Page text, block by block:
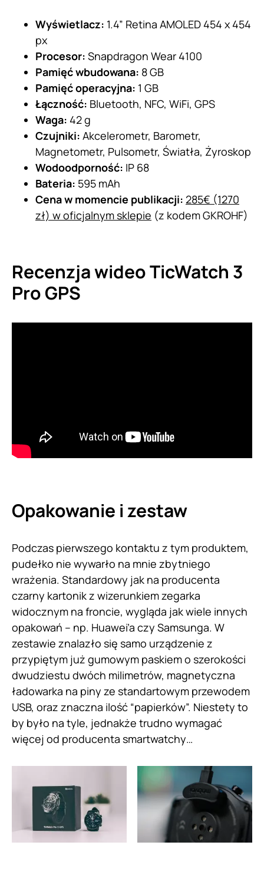
Wyświetlacz: 1.4” Retina AMOLED 454 x 454
px
Procesor: Snapdragon Wear 4100
Pamięć wbudowana: 8 GB
Pamięć operacyjna: 1 GB
Łączność: Bluetooth, NFC, WiFi, GPS
Waga: 42 g
Czujniki: Akcelerometr, Barometr,
Magnetometr, Pulsometr, Światła, Żyroskop
Wodoodporność: IP 68
Bateria: 595 mAh
Cena w momencie publikacji: 285€ (1270
zł) w oficjalnym sklepie (z kodem GKROHF)
Recenzja wideo TicWatch 3
Pro GPS
Opakowanie i zestaw
Podczas pierwszego kontaktu z tym produktem,
pudełko nie wywarło na mnie zbytniego
wrażenia. Standardowy jak na producenta
czarny kartonik z wizerunkiem zegarka
widocznym na froncie, wygląda jak wiele innych
opakowań – np. Huawei’a czy Samsunga. W
zestawie znalazło się samo urządzenie z
przypiętym już gumowym paskiem o szerokości
dwudziestu dwóch milimetrów, magnetyczna
ładowarka na piny ze standartowym przewodem
USB, oraz znaczna ilość “papierków”. Niestety to
by było na tyle, jednakże trudno wymagać
więcej od producenta smartwatchy…